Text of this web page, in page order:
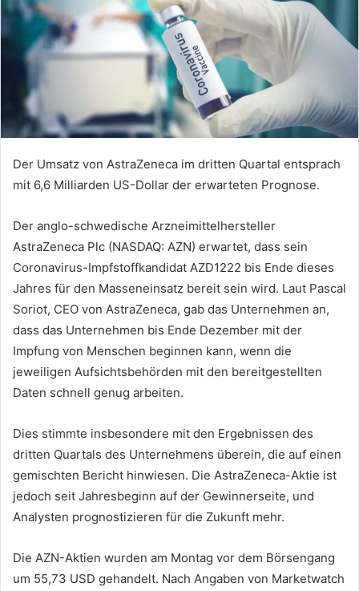
Der Umsatz von AstraZeneca im dritten Quartal entsprach
mit 6,6 Milliarden US-Dollar der erwarteten Prognose.
Der anglo-schwedische Arzneimittelhersteller
AstraZeneca Plc (NASDAQ: AZN) erwartet, dass sein
Coronavirus-Impfstoffkandidat AZD1222 bis Ende dieses
Jahres für den Masseneinsatz bereit sein wird. Laut Pascal
Soriot, CEO von AstraZeneca, gab das Unternehmen an,
dass das Unternehmen bis Ende Dezember mit der
Impfung von Menschen beginnen kann, wenn die
jeweiligen Aufsichtsbehörden mit den bereitgestellten
Daten schnell genug arbeiten.
Dies stimmte insbesondere mit den Ergebnissen des
dritten Quartals des Unternehmens überein, die auf einen
gemischten Bericht hinwiesen. Die AstraZeneca-Aktie ist
jedoch seit Jahresbeginn auf der Gewinnerseite, und
Analysten prognostizieren für die Zukunft mehr.
Die AZN-Aktien wurden am Montag vor dem Börsengang
um 55,73 USD gehandelt. Nach Angaben von Marketwatch